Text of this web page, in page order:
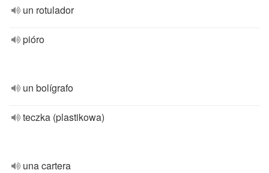
un rotulador
pióro
un bolígrafo
teczka (plastikowa)
una cartera